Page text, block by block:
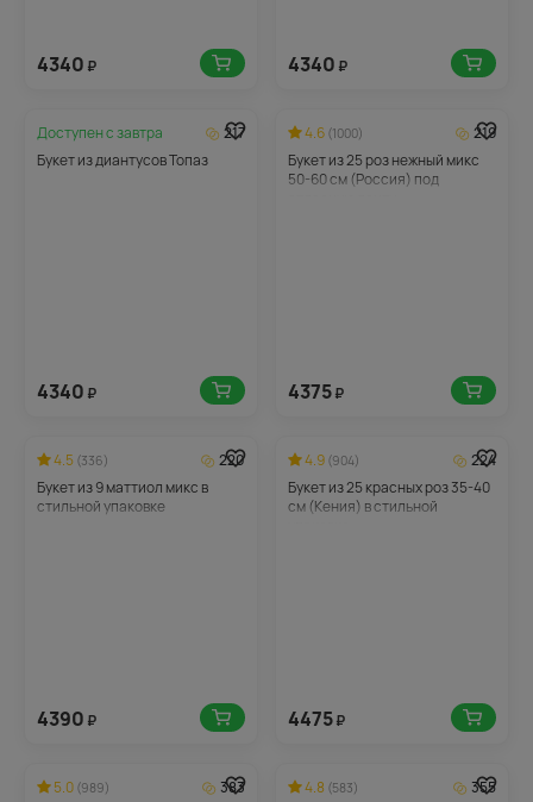
4340 ₽ 4340 ₽
Доступен сзавтра
217
Букет из диантусов Топаз
4340 ₽
4.6 (1000)
219
Букет из 25 роз нежный микс
50-60 см (Россия) под
4375₽
4.5 (336)
220
Букет из 9 маттиол микс в
стильной упаковке
4390 ₽
4.9 (904)
224
Букет из 25 красных роз 35-40
см (Кения) в стильной
4475₽
5.0 (989)
383
4.8 (583)
355